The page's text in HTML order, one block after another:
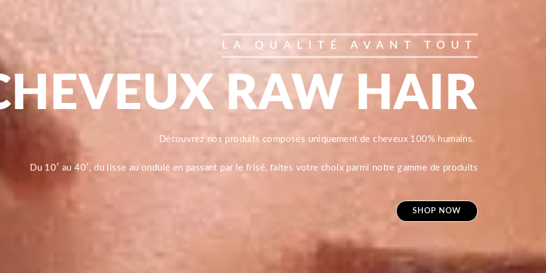
LA QUALITÉ AVANT TOUT
RAW HAIR
Découvrez nos produits composés uniquement de cheveux 100% humains.
Du 10′ au 40′, du lisse au ondulé en passant par le frisé, faites votre choix parmi notre gamme de produits
SHOP NOW